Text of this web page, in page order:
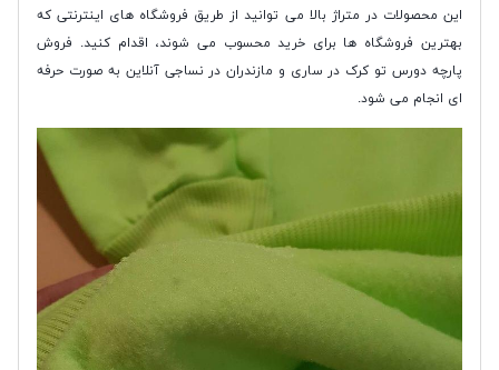
این محصولات در متراژ بالا می توانید از طریق فروشگاه های اینترنتی که
بهترین فروشگاه ها برای خرید محسوب می شوند، اقدام کنید. فروش
پارچه دورس تو کرک در ساری و مازندران در نساجی آنلاین به صورت حرفه
ای انجام می شود.